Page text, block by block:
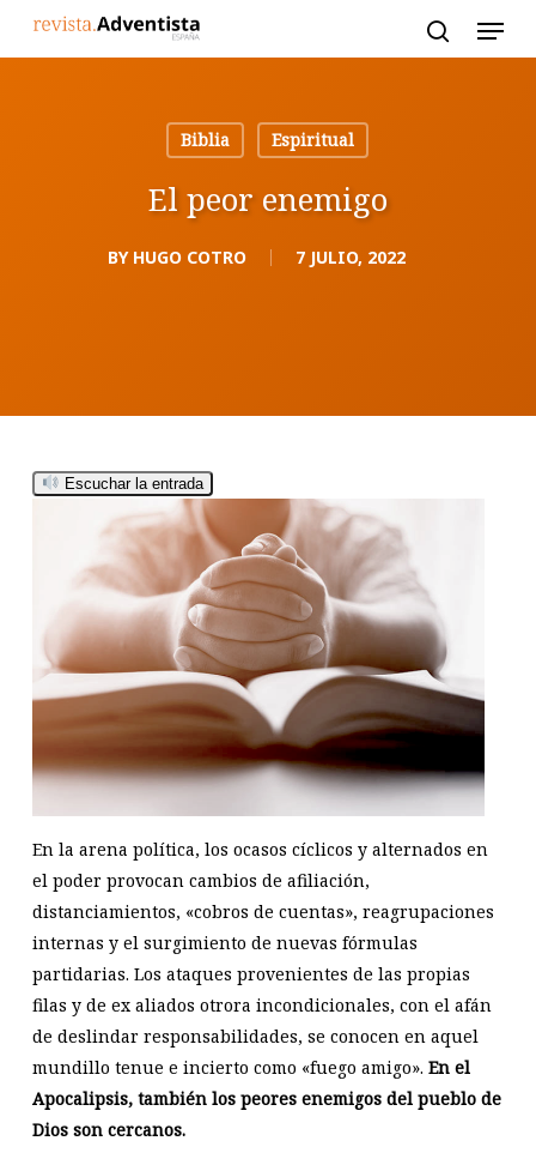
Biblia
Espiritual
El peor enemigo
BY HUGO COTRO 7 JULIO, 2022
Escuchar la entrada
En la arena política, los ocasos cíclicos y alternados en
el poder provocan cambios de afiliación,
distanciamientos, «cobros de cuentas», reagrupaciones
internas y el surgimiento de nuevas fórmulas
partidarias. Los ataques provenientes de las propias
filas y de ex aliados otrora incondicionales, con el afán
de deslindar responsabilidades, se conocen en aquel
mundillo tenue e incierto como «fuego amigo». En el
Apocalipsis, también los peores enemigos del pueblo de
Dios son cercanos.